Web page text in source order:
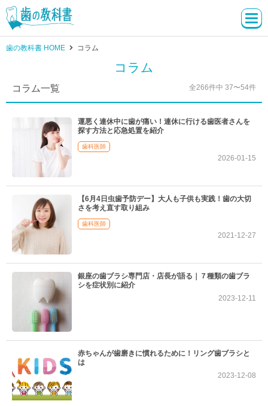
歯の教科書 HOME コラム
コラム
コラム一覧 全266件中 37〜54件
運悪く連休中に歯が痛い！連休に行ける歯医者さんを
探す方法と応急処置を紹介
歯科医師
2026-01-15
【6月4日虫歯予防デー】大人も子供も実践！歯の大切
さを考え直す取り組み
歯科医師
2021-12-27
銀座の歯ブラシ専門店・店長が語る｜７種類の歯ブラ
シを症状別に紹介
2023-12-11
赤ちゃんが歯磨きに慣れるために！リング歯ブラシと
は
2023-12-08